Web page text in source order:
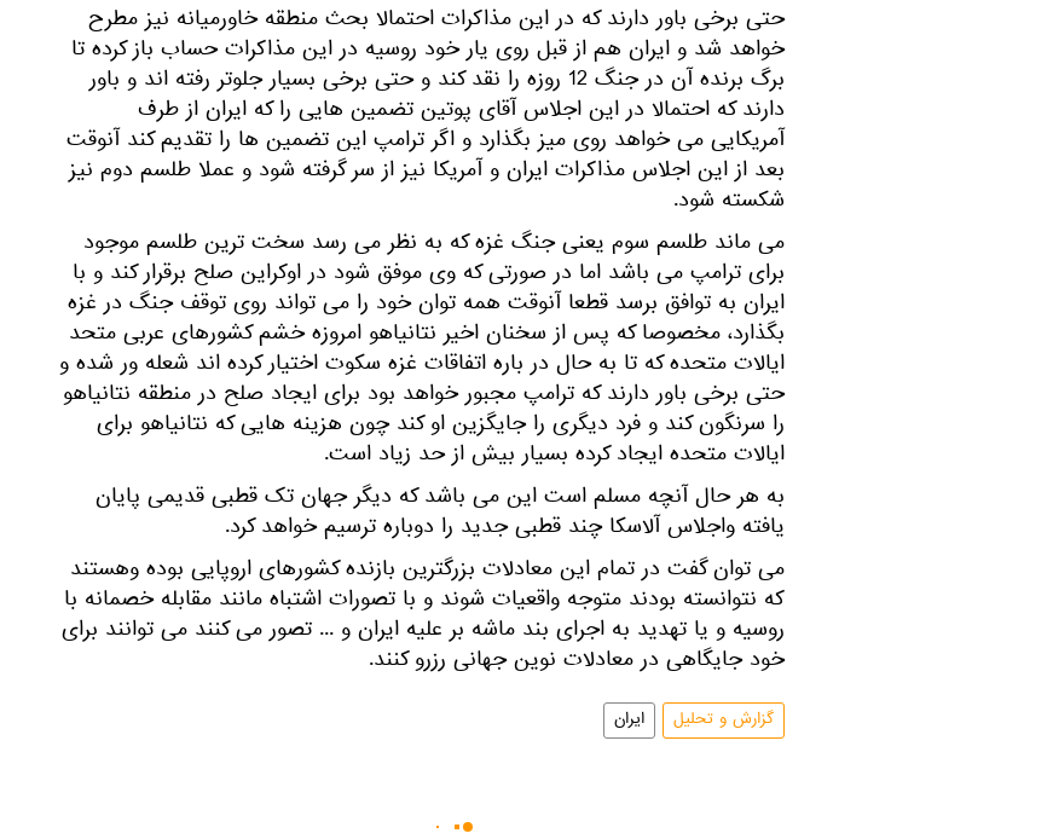
حتی برخی باور دارند که در این مذاکرات احتمالا بحث منطقه خاورمیانه نیز مطرح
خواهد شد و ایران هم از قبل روی یار خود روسیه در این مذاکرات حساب باز کرده تا
برگ برنده آن در جنگ 12 روزه را نقد کند و حتی برخی بسیار جلوتر رفته اند و باور
دارند که احتمالا در این اجلاس آقای پوتین تضمین هایی را که ایران از طرف
آمریکایی می خواهد روی میز بگذارد و اگر ترامپ این تضمین ها را تقدیم کند آنوقت
بعد از این اجلاس مذاکرات ایران و آمریکا نیز از سر گرفته شود و عملا طلسم دوم نیز
شکسته شود.
می ماند طلسم سوم یعنی جنگ غزه که به نظر می رسد سخت ترین طلسم موجود
برای ترامپ می باشد اما در صورتی که وی موفق شود در اوکراین صلح برقرار کند و با
ایران به توافق برسد قطعا آنوقت همه توان خود را می تواند روی توقف جنگ در غزه
بگذارد، مخصوصا که پس از سخنان اخیر نتانیاهو امروزه خشم کشورهای عربی متحد
ایالات متحده که تا به حال در باره اتفاقات غزه سکوت اختیار کرده اند شعله ور شده و
حتی برخی باور دارند که ترامپ مجبور خواهد بود برای ایجاد صلح در منطقه نتانیاهو
را سرنگون کند و فرد دیگری را جایگزین او کند چون هزینه هایی که نتانیاهو برای
ایالات متحده ایجاد کرده بسیار بیش از حد زیاد است.
به هر حال آنچه مسلم است این می باشد که دیگر جهان تک قطبی قدیمی پایان
یافته واجلاس آلاسکا چند قطبی جدید را دوباره ترسیم خواهد کرد.
می توان گفت در تمام این معادلات بزرگترین بازنده کشورهای اروپایی بوده وهستند
که نتوانسته بودند متوجه واقعیات شوند و با تصورات اشتباه مانند مقابله خصمانه با
روسیه و یا تهدید به اجرای بند ماشه بر علیه ایران و ... تصور می کنند می توانند برای
خود جایگاهی در معادلات نوین جهانی رزرو کنند.
گزارش و تحلیل ایران